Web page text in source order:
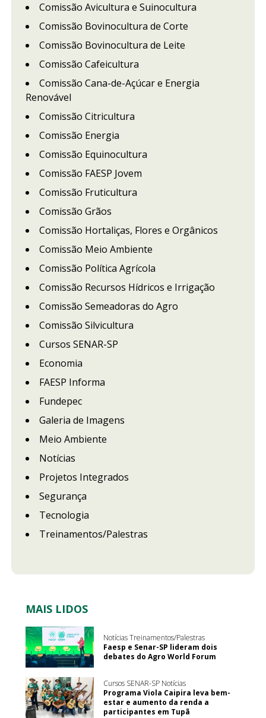
Comissão Avicultura e Suinocultura
Comissão Bovinocultura de Corte
Comissão Bovinocultura de Leite
Comissão Cafeicultura
Comissão Cana-de-Açúcar e Energia
Renovável
Comissão Citricultura
Comissão Energia
Comissão Equinocultura
Comissão FAESP Jovem
Comissão Fruticultura
Comissão Grãos
Comissão Hortaliças, Flores e Orgânicos
Comissão Meio Ambiente
Comissão Política Agrícola
Comissão Recursos Hídricos e Irrigação
Comissão Semeadoras do Agro
Comissão Silvicultura
Cursos SENAR-SP
Economia
FAESP Informa
Fundepec
Galeria de Imagens
Meio Ambiente
Notícias
Projetos Integrados
Segurança
Tecnologia
Treinamentos/Palestras
MAIS LIDOS
Notícias Treinamentos/Palestras
Faesp e Senar-SP lideram dois
debates do Agro World Forum
Cursos SENAR-SP Notícias
Programa Viola Caipira leva bem-
estar e aumento da renda a
participantes em Tupã